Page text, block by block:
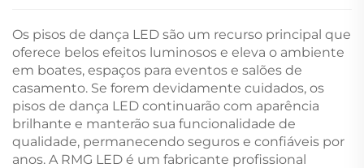
Os pisos de dança LED são um recurso principal que
oferece belos efeitos luminosos e eleva o ambiente
em boates, espaços para eventos e salões de
casamento. Se forem devidamente cuidados, os
pisos de dança LED continuarão com aparência
brilhante e manterão sua funcionalidade de
qualidade, permanecendo seguros e confiáveis por
anos. A RMG LED é um fabricante profissional